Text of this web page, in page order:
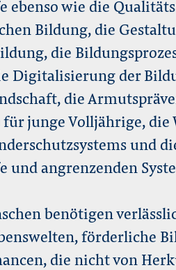
ebenso wie die
Bildung, die
die
Digitalisierung der
die
junge Volljährige,
und
und angrenzenden
benötigen
förderliche
die nicht von